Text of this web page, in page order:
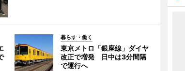
暮らす・働く
東京メトロ「銀座線」ダイヤ
改正で増発 日中は3分間隔
で運行へ